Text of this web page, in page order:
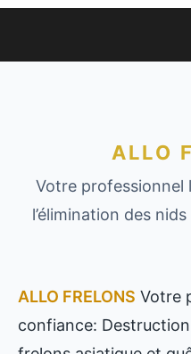
ALLO
Votre professionnel
l’élimination des
ALLO FRELONS Votre
confiance: